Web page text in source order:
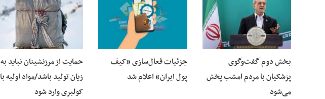
بخش دوم گفت‌وگوی
پزشکیان با مردم امشب پخش
می‌شود
جزئیات فعال‌سازی «کیف
پول ایران» اعلام شد
حمایت از مرزنشینان نباید به
زیان تولید باشد/مواد اولیه با
کولبری وارد شود